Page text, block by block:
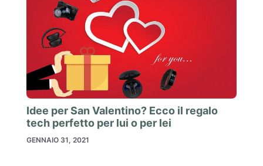
Idee per San Valentino? Ecco il regalo
tech perfetto per lui o per lei
GENNAIO 31, 2021